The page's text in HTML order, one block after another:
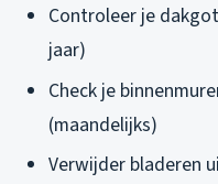
Controleer je
jaar)
Check je
(maandelijks)
Verwijder bladeren